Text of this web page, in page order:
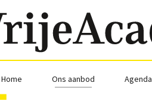
Home Ons aanbod Agenda